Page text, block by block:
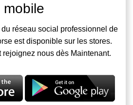
mobile
réseau social professionnel de
est disponible sur les stores.
rejoignez nous dès Maintenant.